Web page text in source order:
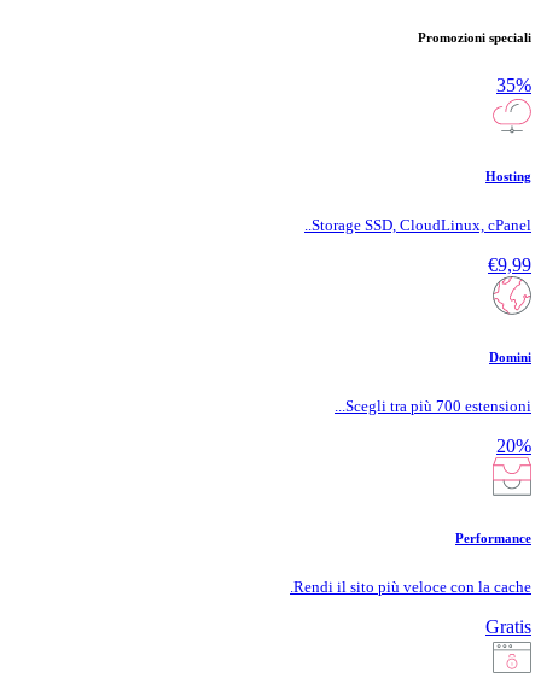
Promozioni speciali
35%
Hosting
Storage SSD, CloudLinux, cPanel..
€9,99
Domini
Scegli tra più 700 estensioni...
20%
Performance
Rendi il sito più veloce con la cache.
Gratis